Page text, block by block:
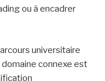
politiques
d’envergure.
de
clients. C’est une
des